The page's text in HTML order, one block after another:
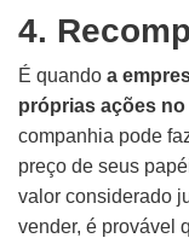
4.
É quando a
próprias ações
companhia pode
preço de seus
valor considerado
vender, é provável